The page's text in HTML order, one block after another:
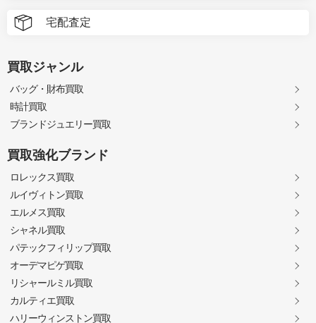
宅配査定
買取ジャンル
バッグ・財布買取
時計買取
ブランドジュエリー買取
買取強化ブランド
ロレックス買取
ルイヴィトン買取
エルメス買取
シャネル買取
パテックフィリップ買取
オーデマピゲ買取
リシャールミル買取
カルティエ買取
ハリーウィンストン買取